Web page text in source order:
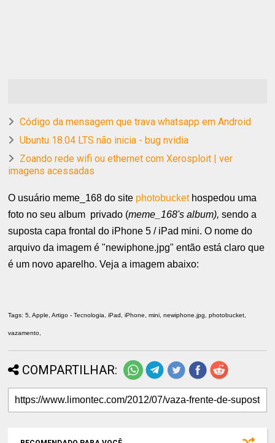
Código da mensagem que trava whatsapp em Android
Ubuntu 18.04 LTS não inicia - bug nvidia
Zoando rede wifi ou ethernet com Xerosploit | ver
imagens acessadas
O usuário meme_168 do site photobuckethospedou uma
foto no seu album privado (meme_168's album), sendo a
suposta capa frontal do iPhone 5 / iPad mini. O nome do
arquivo da imagem é "newiphone.jpg" então está claro que
é um novo aparelho. Veja a imagem abaixo:
Tags: 5, Apple, Artigo - Tecnologia, iPad, iPhone, mini, newiphone.jpg, photobucket,
vazamento,
COMPARTILHAR: